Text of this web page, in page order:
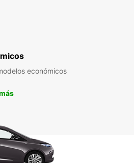
podrá visitar los
como el
el encantador
alquiler
mismo
económicos